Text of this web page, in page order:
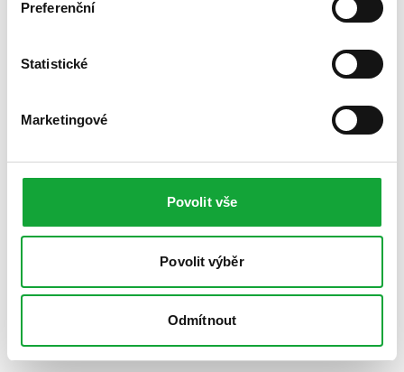
Preferenční
Statistické
Marketingové
Povolit vše
Povolit výběr
Odmítnout